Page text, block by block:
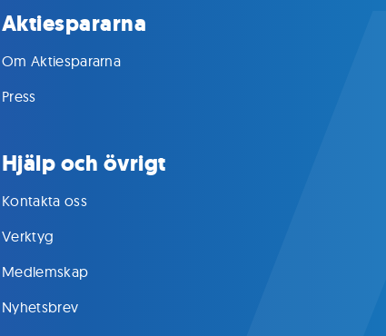
Aktiespararna
Om Aktiespararna
Press
Hjälp och övrigt
Kontakta oss
Verktyg
Medlemskap
Nyhetsbrev